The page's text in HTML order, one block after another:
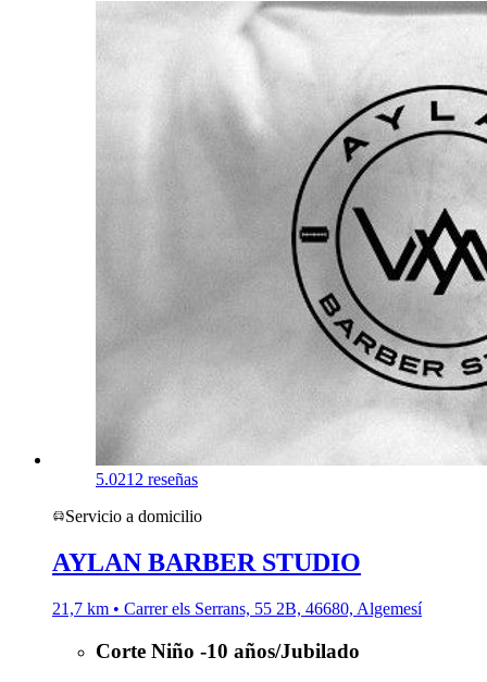
5.0212 reseñas
Servicio a domicilio
AYLAN BARBER STUDIO
21,7 km • Carrer els Serrans, 55 2B, 46680, Algemesí
Corte Niño -10 años/Jubilado